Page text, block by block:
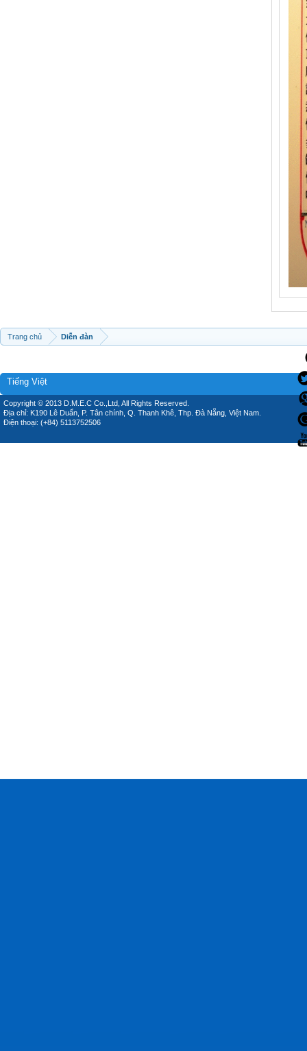
Trang chủ Diễn đàn
Tiếng Việt
Copyright © 2013 D.M.E.C Co.,Ltd, All Rights Reserved.
Địa chỉ: K190 Lê Duẩn, P. Tân chính, Q. Thanh Khê, Thp. Đà Nẵng, Việt Nam.
Điện thoại: (+84) 5113752506